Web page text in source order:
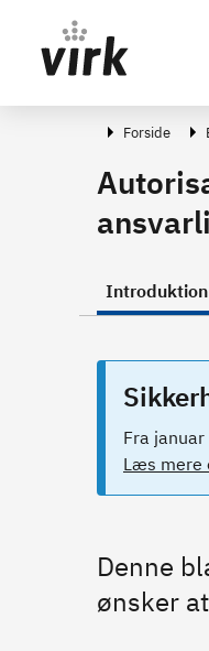
Forside
Introduktion
Fra
Læs mere
Denne
ønsker